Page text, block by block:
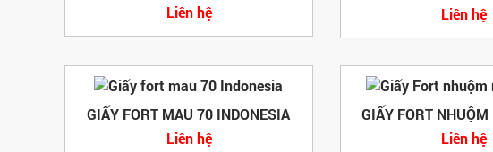
Liên hệ
Liên hệ
GIẤY FORT MAU 70 INDONESIA
Liên hệ
GIẤY FORT
Liên hệ